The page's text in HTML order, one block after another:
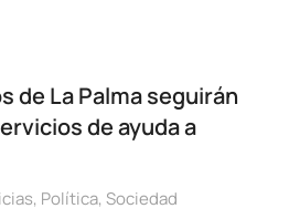
de La Palma seguirán
de ayuda a
, Política, Sociedad